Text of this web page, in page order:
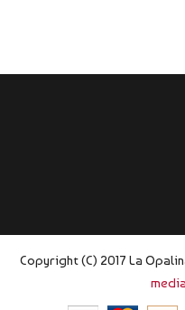
Copyright (C) 2017 La